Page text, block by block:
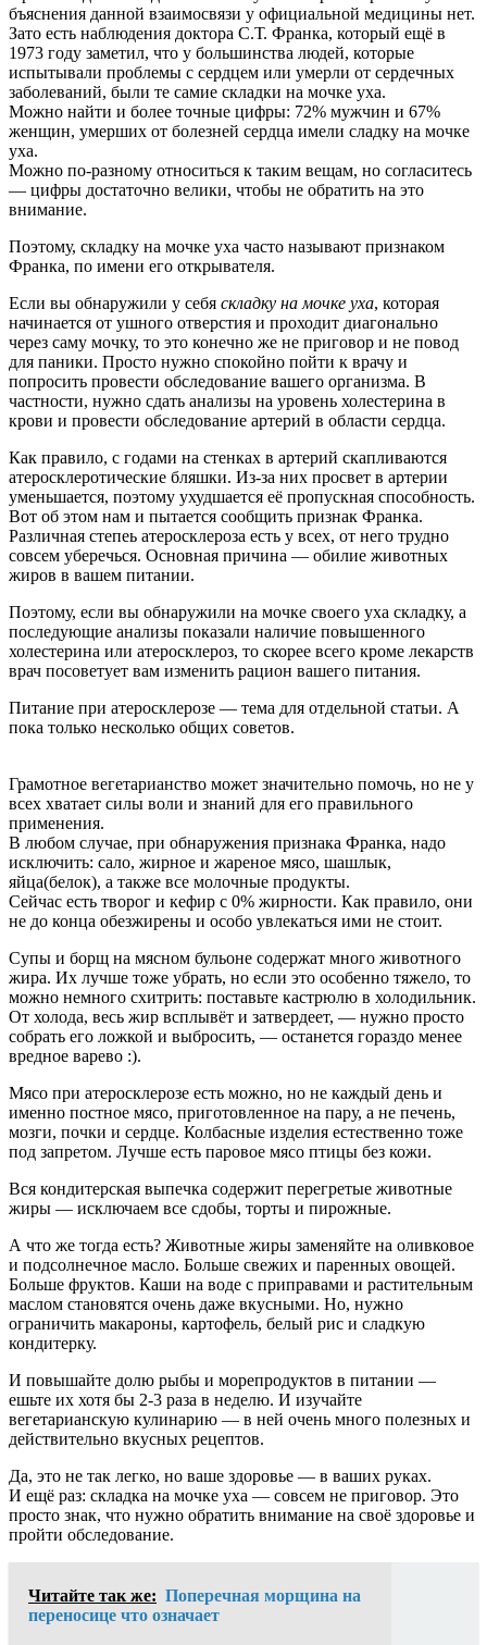
бъяснения данной взаимосвязи у официальной медицины нет.
Зато есть наблюдения доктора С.Т. Франка, который ещё в
1973 году заметил, что у большинства людей, которые
испытывали проблемы с сердцем или умерли от сердечных
заболеваний, были те самие складки на мочке уха.
Можно найти и более точные цифры: 72% мужчин и 67%
женщин, умерших от болезней сердца имели сладку на мочке
уха.
Можно по-разному относиться к таким вещам, но согласитесь
— цифры достаточно велики, чтобы не обратить на это
внимание.
Поэтому, складку на мочке уха часто называют признаком
Франка, по имени его открывателя.
Если вы обнаружили у себя складку на мочке уха, которая
начинается от ушного отверстия и проходит диагонально
через саму мочку, то это конечно же не приговор и не повод
для паники. Просто нужно спокойно пойти к врачу и
попросить провести обследование вашего организма. В
частности, нужно сдать анализы на уровень холестерина в
крови и провести обследование артерий в области сердца.
Как правило, с годами на стенках в артерий скапливаются
атеросклеротические бляшки. Из-за них просвет в артерии
уменьшается, поэтому ухудшается её пропускная способность.
Вот об этом нам и пытается сообщить признак Франка.
Различная степеь атеросклероза есть у всех, от него трудно
совсем уберечься. Основная причина — обилие животных
жиров в вашем питании.
Поэтому, если вы обнаружили на мочке своего уха складку, а
последующие анализы показали наличие повышенного
холестерина или атеросклероз, то скорее всего кроме лекарств
врач посоветует вам изменить рацион вашего питания.
Питание при атеросклерозе — тема для отдельной статьи. А
пока только несколько общих советов.
Грамотное вегетарианство может значительно помочь, но не у
всех хватает силы воли и знаний для его правильного
применения.
В любом случае, при обнаружения признака Франка, надо
исключить: сало, жирное и жареное мясо, шашлык,
яйца(белок), а также все молочные продукты.
Сейчас есть творог и кефир с 0% жирности. Как правило, они
не до конца обезжирены и особо увлекаться ими не стоит.
Супы и борщ на мясном бульоне содержат много животного
жира. Их лучше тоже убрать, но если это особенно тяжело, то
можно немного схитрить: поставьте кастрюлю в холодильник.
От холода, весь жир всплывёт и затвердеет, — нужно просто
собрать его ложкой и выбросить, — останется гораздо менее
вредное варево :).
Мясо при атеросклерозе есть можно, но не каждый день и
именно постное мясо, приготовленное на пару, а не печень,
мозги, почки и сердце. Колбасные изделия естественно тоже
под запретом. Лучше есть паровое мясо птицы без кожи.
Вся кондитерская выпечка содержит перегретые животные
жиры — исключаем все сдобы, торты и пирожные.
А что же тогда есть? Животные жиры заменяйте на оливковое
и подсолнечное масло. Больше свежих и паренных овощей.
Больше фруктов. Каши на воде с приправами и растительным
маслом становятся очень даже вкусными. Но, нужно
ограничить макароны, картофель, белый рис и сладкую
кондитерку.
И повышайте долю рыбы и морепродуктов в питании —
ешьте их хотя бы 2-3 раза в неделю. И изучайте
вегетарианскую кулинарию — в ней очень много полезных и
действительно вкусных рецептов.
Да, это не так легко, но ваше здоровье — в ваших руках.
И ещё раз: складка на мочке уха — совсем не приговор. Это
просто знак, что нужно обратить внимание на своё здоровье и
пройти обследование.
Читайте так же: Поперечная морщина на
переносице что означает